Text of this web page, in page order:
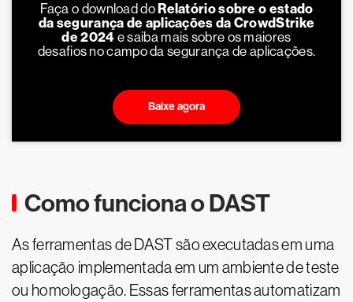
Faça o download do Relatório sobre o estado
da segurança de aplicações da CrowdStrike
de 2024 e saiba mais sobre os maiores
desafios no campo da segurança de aplicações.
Baixe agora
Como funciona o DAST
As ferramentas de DAST são executadas em uma
aplicação implementada em um ambiente de teste
ou homologação. Essas ferramentas automatizam